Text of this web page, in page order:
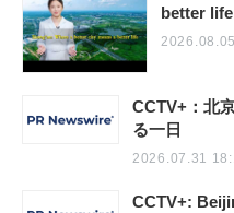
better life
CCTV+：北
る一日
2026.07.31
CCTV+: